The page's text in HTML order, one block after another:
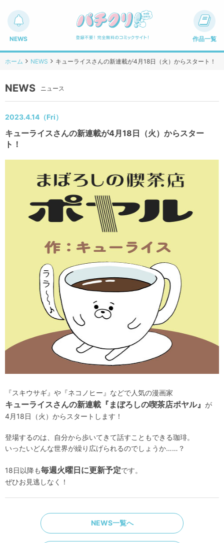
NEWS 作品一覧
ホーム NEWS キューライスさんの新連載が4月18日（火）からスタート！
NEWS ニュース
2023.4.14（Fri）
キューライスさんの新連載が4月18日（火）からスター
ト！
『スキウサギ』や『ネコノヒー』などで人気の漫画家
キューライスさんの新連載『まぼろしの喫茶店ポヤル』 が
4月18日（火）からスタートします！
登場するのは、自分から歩いてきて話すこともできる珈琲。
いったいどんな世界が繰り広げられるのでしょうか……？
18日以降も毎週火曜日に更新予定です。
ぜひお見逃しなく！
NEWS一覧へ